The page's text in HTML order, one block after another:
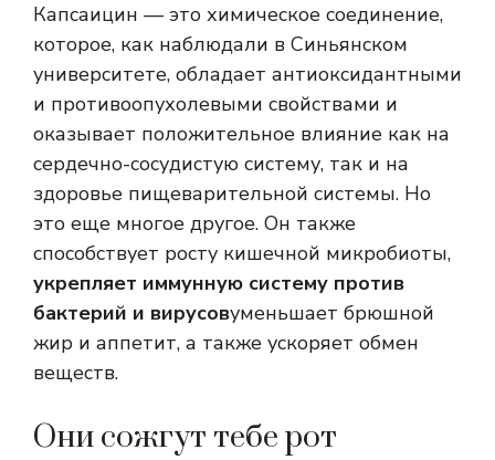
Капсаицин — это химическое соединение,
которое, как наблюдали в Синьянском
университете, обладает антиоксидантными
и противоопухолевыми свойствами и
оказывает положительное влияние как на
сердечно-сосудистую систему, так и на
здоровье пищеварительной системы. Но
это еще многое другое. Он также
способствует росту кишечной микробиоты,
укрепляет иммунную систему против
бактерий и вирусовуменьшает брюшной
жир и аппетит, а также ускоряет обмен
веществ.
Они сожгут тебе рот